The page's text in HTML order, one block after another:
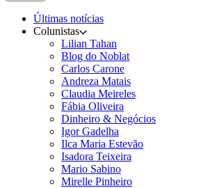
Últimas notícias
Colunistas
Lilian Tahan
Blog do Noblat
Carlos Carone
Andreza Matais
Claudia Meireles
Fábia Oliveira
Dinheiro & Negócios
Igor Gadelha
Ilca Maria Estevão
Isadora Teixeira
Mario Sabino
Mirelle Pinheiro